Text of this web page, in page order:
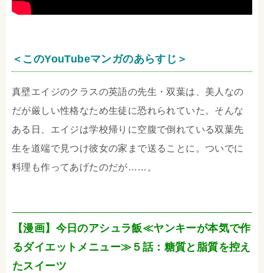
＜このYouTubeマンガのあらすじ＞
真壁エイジのクラスの英語の先生・双葉は、美人なの
だが厳しい性格なため生徒に恐れられていた。そんな
ある日、エイジは学校帰りに空腹で倒れている双葉先
生を道端で見つけ彼女の家まで送ることに。ついでに
料理も作ってあげたのだが……。
【漫画】今日のアシュラ飯≪ヤンキーが本気で作
るダイエットメニュー≫５話：糖質と脂質を控え
たスイーツ